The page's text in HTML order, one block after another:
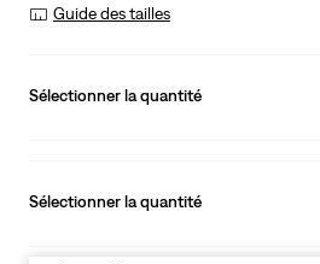
Guide des tailles
Sélectionner la quantité
Sélectionner la quantité